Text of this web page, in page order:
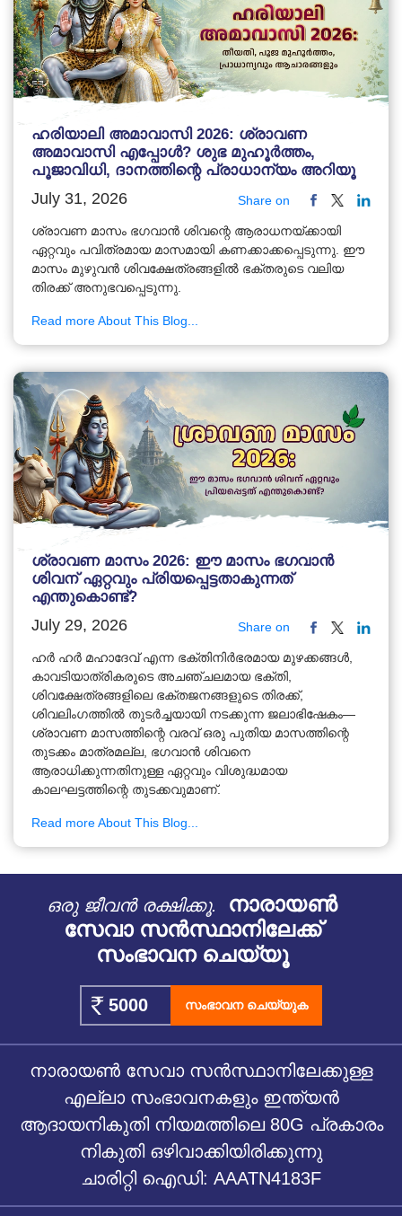
ഹരിയാലി അമാവാസി 2026: ശ്രാവണ
അമാവാസി എപ്പോൾ? ശുഭ മുഹൂർത്തം,
പൂജാവിധി, ദാനത്തിന്റെ പ്രാധാന്യം അറിയൂ
July 31, 2026 Share on
ശ്രാവണ മാസം ഭഗവാൻ ശിവന്റെ ആരാധനയ്ക്കായി
ഏറ്റവും പവിത്രമായ മാസമായി കണക്കാക്കപ്പെടുന്നു. ഈ
മാസം മുഴുവൻ ശിവക്ഷേത്രങ്ങളിൽ ഭക്തരുടെ വലിയ
തിരക്ക് അനുഭവപ്പെടുന്നു.
Read more About This Blog...
ശ്രാവണ മാസം 2026: ഈ മാസം ഭഗവാൻ
ശിവന് ഏറ്റവും പ്രിയപ്പെട്ടതാകുന്നത്
എന്തുകൊണ്ട്?
July 29, 2026 Share on
ഹർ ഹർ മഹാദേവ് എന്ന ഭക്തിനിർഭരമായ മുഴക്കങ്ങൾ,
കാവടിയാത്രികരുടെ അചഞ്ചലമായ ഭക്തി,
ശിവക്ഷേത്രങ്ങളിലെ ഭക്തജനങ്ങളുടെ തിരക്ക്,
ശിവലിംഗത്തിൽ തുടർച്ചയായി നടക്കുന്ന ജലാഭിഷേകം—
ശ്രാവണ മാസത്തിന്റെ വരവ് ഒരു പുതിയ മാസത്തിന്റെ
തുടക്കം മാത്രമല്ല, ഭഗവാൻ ശിവനെ
ആരാധിക്കുന്നതിനുള്ള ഏറ്റവും വിശുദ്ധമായ
കാലഘട്ടത്തിന്റെ തുടക്കവുമാണ്.
Read more About This Blog...
ഒരു ജീവൻ രക്ഷിക്കൂ.
നാരായൺ
സേവാ സൻസ്ഥാനിലേക്ക്
സംഭാവന ചെയ്യൂ
സംഭാവന ചെയ്യുക
നാരായൺ സേവാ സൻസ്ഥാനിലേക്കുള്ള
എല്ലാ സംഭാവനകളും ഇന്ത്യൻ
ആദായനികുതി നിയമത്തിലെ 80G പ്രകാരം
നികുതി ഒഴിവാക്കിയിരിക്കുന്നു
ചാരിറ്റി ഐഡി: AAATN4183F